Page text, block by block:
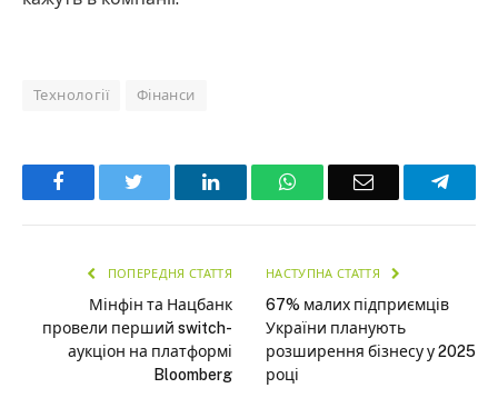
Технології Фінанси
Facebook LinkedInWhatsAppEmail
ПОПЕРЕДНЯ СТАТТЯ
Мінфін та Нацбанк
провели перший switch-
аукціон на платформі
Bloomberg
НАСТУПНА СТАТТЯ
67% малих підприємців
України планують
розширення бізнесу у 2025
році